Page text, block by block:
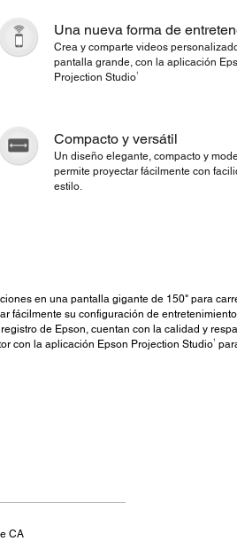
Una nueva forma de
Crea y comparte videos
pantalla grande, con la aplicación
Projection Studio1
Compacto y versátil
Un diseño elegante, compacto y
permite proyectar fácilmente con
estilo.
en una pantalla gigante de 150" para
fácilmente su configuración de
de Epson, cuentan con la calidad y
con la aplicación Epson Projection Studio1
CA